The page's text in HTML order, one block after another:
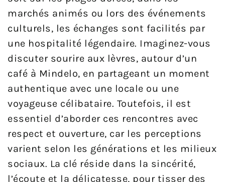
marchés animés ou lors des événements
culturels, les échanges sont facilités par
une hospitalité légendaire. Imaginez-vous
discuter sourire aux lèvres, autour d’un
café à Mindelo, en partageant un moment
authentique avec une locale ou une
voyageuse célibataire. Toutefois, il est
essentiel d’aborder ces rencontres avec
respect et ouverture, car les perceptions
varient selon les générations et les milieux
sociaux. La clé réside dans la sincérité,
l’écoute et la délicatesse, pour tisser des